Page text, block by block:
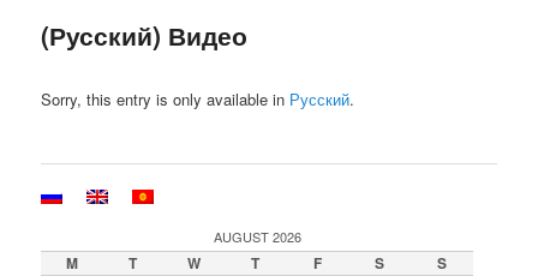
(Русский) Видео
Sorry, this entry is only available in Русский.
AUGUST 2026
M T W T F S S